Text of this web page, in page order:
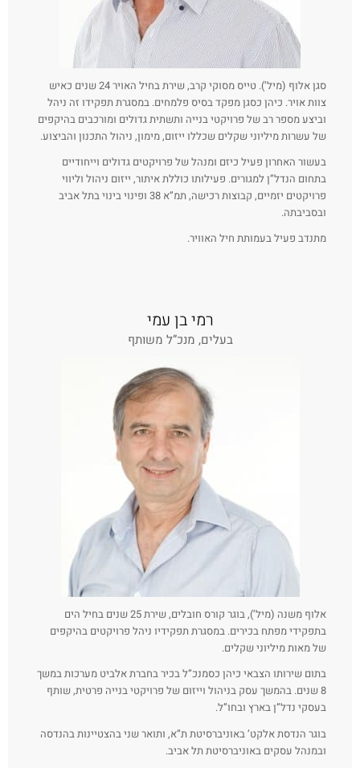
סגן אלוף (מיל’). טייס מסוקי קרב, שירת בחיל האויר 24 שנים כאיש
צוות אויר. כיהן כסגן מפקד בסיס פלמחים. במסגרת תפקידו זה ניהל
וביצע מספר רב של פרויקטי בנייה ותשתית גדולים ומורכבים בהיקפים
של עשרות מיליוני שקלים שכללו ייזום, מימון, ניהול התכנון והביצוע.
בעשור האחרון פעיל כיזם ומנהל של פרויקטים גדולים וייחודיים
בתחום הנדל”ן למגורים. פעילותו כוללת איתור, ייזום ניהול וליווי
פרויקטים יזמיים, קבוצות רכישה, תמ”א 38 ופינוי בינוי בתל אביב
ובסביבתה.
מתנדב פעיל בעמותת חיל האוויר.
רמי בן עמי
בעלים, מנכ”ל משותף
אלוף משנה (מיל’), בוגר קורס חובלים, שירת 25 שנים בחיל הים
בתפקידי מפתח בכירים. במסגרת תפקידיו ניהל פרויקטים בהיקפים
של מאות מיליוני שקלים.
בתום שירותו הצבאי כיהן כסמנכ”ל בכיר בחברת אלביט מערכות במשך
8 שנים. בהמשך עסק בניהול וייזום של פרויקטי בנייה פרטית, שותף
בעסקי נדל”ן בארץ ובחו”ל.
בוגר הנדסת אלקט’ באוניברסיטת ת”א, ותואר שני בהצטיינות בהנדסה
ובמנהל עסקים באוניברסיטת תל אביב.